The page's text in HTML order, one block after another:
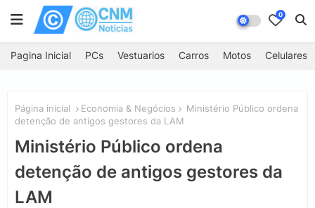
0
Pagina Inicial PCs Vestuarios Carros Motos Celulares
Página inicial Economia & Negócios
Ministério Público ordena
detenção de antigos gestores da LAM
Ministério Público ordena
detenção de antigos gestores da
LAM